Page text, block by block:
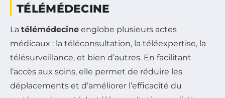
TÉLÉMÉDECINE
La télémédecine englobe plusieurs actes
médicaux : la téléconsultation, la téléexpertise, la
télésurveillance, et bien d’autres. En facilitant
l’accès aux soins, elle permet de réduire les
déplacements et d’améliorer l’efficacité du